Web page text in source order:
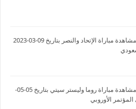
بث مباشر مشاهدة مباراة الإتحاد والنصر بتاريخ 09-03-2023
بث مباشر مشاهدة مباراة روما وليستر سيتي بتاريخ 05-05-